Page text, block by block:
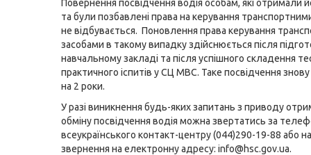
Повернення посвідчення водія особам, які отримали
та були позбавлені права на керування
не відбувається. Поновлення права керування
засобами в такому випадку здійснюється після
навчальному закладі та після успішного складення
практичного іспитів у СЦ МВС. Таке посвідчення
на 2 роки.
У разі виникнення будь-яких запитань з приводу
обміну посвідчення водія можна звертатись за
всеукраїнського контакт-центру(044)290-19-88 або
звернення на електронну адресу: info@hsc.gov.ua.